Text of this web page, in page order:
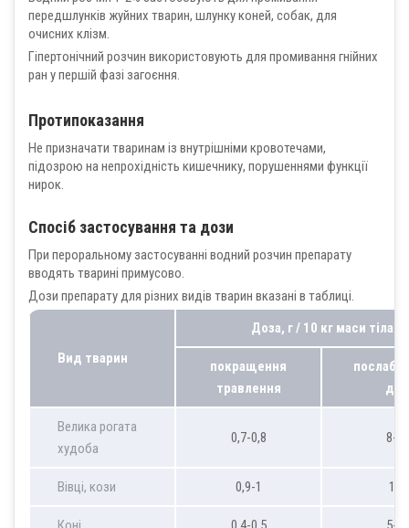
передшлунків жуйних тварин, шлунку коней, собак, для
очисних клізм.
Гіпертонічний розчин використовують для промивання гнійних
ран у першій фазі загоєння.
Протипоказання
Не призначати тваринам із внутрішніми кровотечами,
підозрою на непрохідність кишечнику, порушеннями функції
нирок.
Спосіб застосування та дози
При пероральному застосуванні водний розчин препарату
вводять тварині примусово.
Дози препарату для різних видів тварин вказані в таблиці.
Вид тварин
Доза, г / 10 кг маси тіла
покращення
травлення
дія
Велика рогата
худоба
0,7-0,8 8-9
Вівці, кози 0,9-1 10